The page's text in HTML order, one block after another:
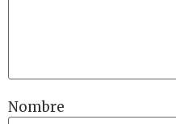
Nombre